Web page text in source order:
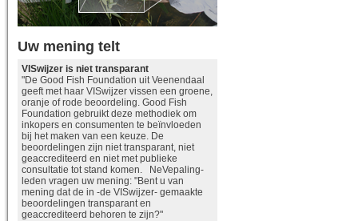
Uw mening telt
VISwijzer is niet transparant
"De Good Fish Foundation uit Veenendaal
geeft met haar VISwijzer vissen een groene,
oranje of rode beoordeling. Good Fish
Foundation gebruikt deze methodiek om
inkopers en consumenten te beïnvloeden
bij het maken van een keuze. De
beoordelingen zijn niet transparant, niet
geaccrediteerd en niet met publieke
consultatie tot stand komen. NeVepaling-
leden vragen uw mening: "Bent u van
mening dat de in -de VISwijzer- gemaakte
beoordelingen transparant en
geaccrediteerd behoren te zijn?"